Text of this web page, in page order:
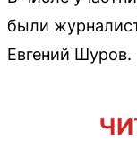
были
Евгений Шуров.